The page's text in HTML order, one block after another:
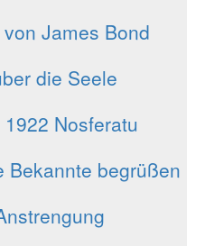
James Bond
die Seele
Nosferatu
Bekannte begrüßen